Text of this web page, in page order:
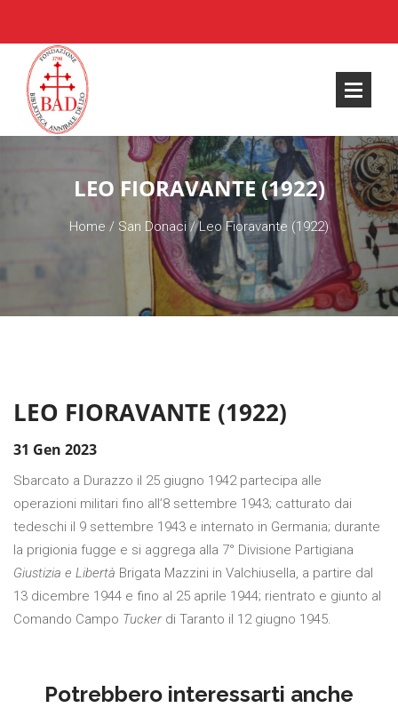
LEO FIORAVANTE (1922)
Home / San Donaci/Leo Fioravante (1922)
LEO FIORAVANTE (1922)
31 Gen 2023
Sbarcato a Durazzo il 25 giugno 1942 partecipa alle
operazioni militari fino all’8 settembre 1943; catturato dai
tedeschi il 9 settembre 1943 e internato in Germania; durante
la prigionia fugge e si aggrega alla 7° Divisione Partigiana
Giustizia e Libertà Brigata Mazzini in Valchiusella, a partire dal
13 dicembre 1944 e fino al 25 aprile 1944; rientrato e giunto al
Comando Campo Tuckerdi Taranto il 12 giugno 1945.
Potrebbero interessarti anche